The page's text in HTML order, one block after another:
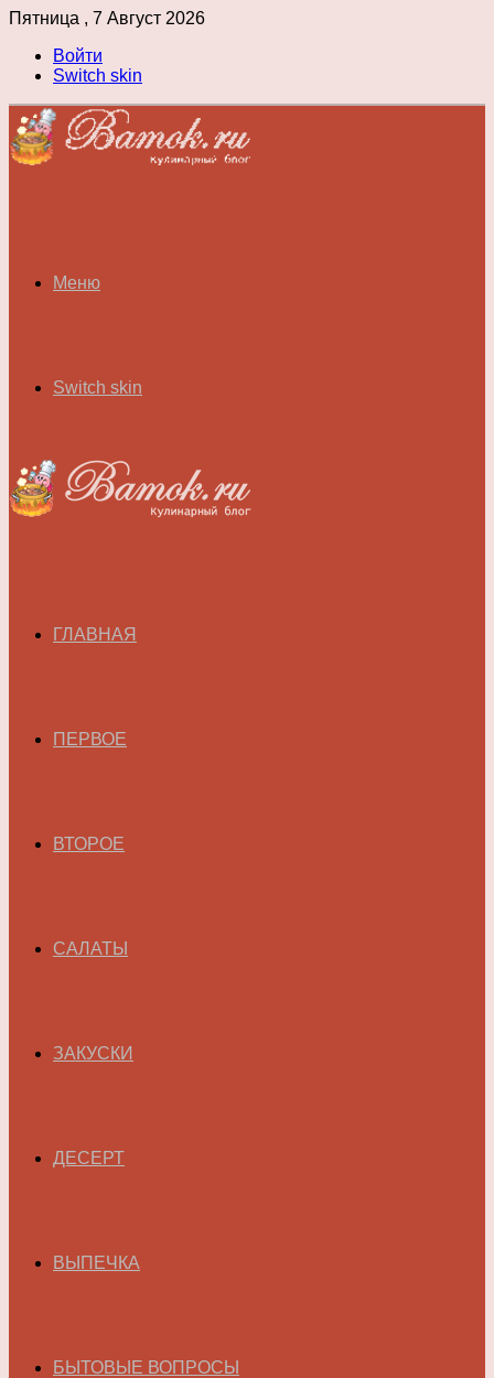
Пятница , 7 Август 2026
Войти
Switch skin
Меню
Switch skin
ГЛАВНАЯ
ПЕРВОЕ
ВТОРОЕ
САЛАТЫ
ЗАКУСКИ
ДЕСЕРТ
ВЫПЕЧКА
БЫТОВЫЕ ВОПРОСЫ